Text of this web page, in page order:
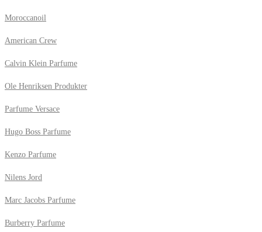
Moroccanoil
American Crew
Calvin Klein Parfume
Ole Henriksen Produkter
Parfume Versace
Hugo Boss Parfume
Kenzo Parfume
Nilens Jord
Marc Jacobs Parfume
Burberry Parfume